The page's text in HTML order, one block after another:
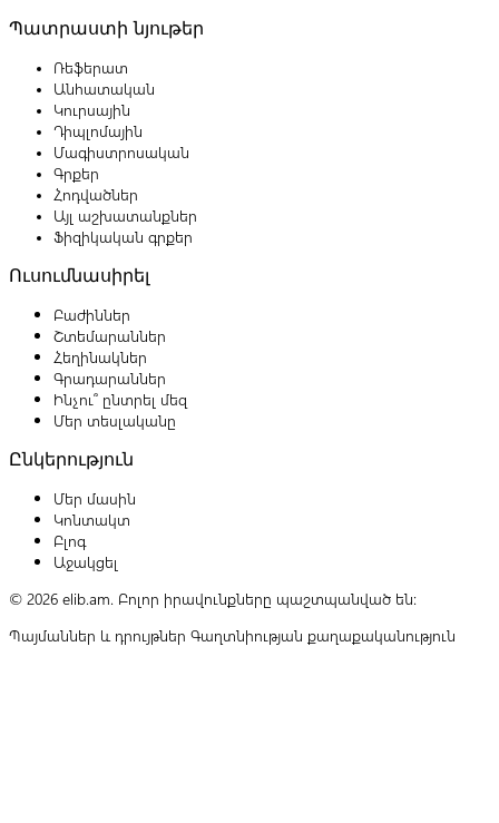
Պատրաստի նյութեր
Ռեֆերատ
Անհատական
Կուրսային
Դիպլոմային
Մագիստրոսական
Գրքեր
Հոդվածներ
Այլ աշխատանքներ
Ֆիզիկական գրքեր
Ուսումնասիրել
Բաժիններ
Շտեմարաններ
Հեղինակներ
Գրադարաններ
Ինչու՞ ընտրել մեզ
Մեր տեսլականը
Ընկերություն
Մեր մասին
Կոնտակտ
Բլոգ
Աջակցել
© 2026 elib.am. Բոլոր իրավունքները պաշտպանված են:
Պայմաններ և դրույթներ Գաղտնիության քաղաքականություն